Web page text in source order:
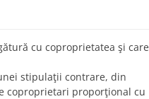
cu coproprietatea şi care
stipulaţii contrare, din
coproprietari proporţional cu